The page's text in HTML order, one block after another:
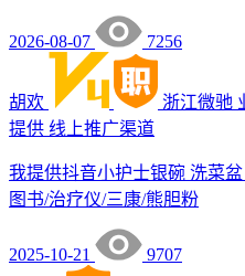
2026-08-07 7256
胡欢 浙江微驰
提供 线上推广渠道
我提供抖音小护士银碗 洗菜
图书/治疗仪/三康/熊胆粉
2025-10-21 9707